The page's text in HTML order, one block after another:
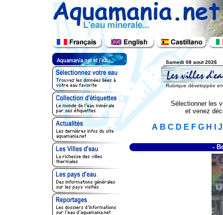
Samedi 08 aout 2026
Rubrique développée
Sélectionner les
et venez
A B C D E F G H J
-